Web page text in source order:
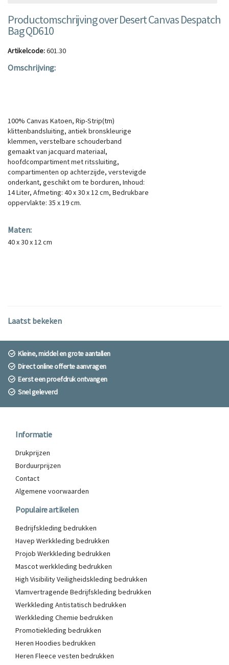
Productomschrijving over Desert Canvas Despatch
Bag QD610
Artikelcode:601.30
Omschrijving:
100% Canvas Katoen, Rip-Strip(tm)
klittenbandsluiting, antiek bronskleurige
klemmen, verstelbare schouderband
gemaakt van jacquard materiaal,
hoofdcompartiment met ritssluiting,
compartimenten op achterzijde, verstevigde
onderkant, geschikt om te borduren, Inhoud:
14 Liter, Afmeting: 40 x 30 x 12 cm, Bedrukbare
oppervlakte: 35 x 19 cm.
Maten:
40 x 30 x 12 cm
Laatst bekeken
Kleine, middel en grote aantallen
Direct online offerte aanvragen
Eerst een proefdruk ontvangen
Snel geleverd
Informatie
Drukprijzen
Borduurprijzen
Contact
Algemene voorwaarden
Populaire artikelen
Bedrijfskleding bedrukken
Havep Werkkleding bedrukken
Projob Werkkleding bedrukken
Mascot werkkleding bedrukken
High Visibility Veiligheidskleding bedrukken
Vlamvertragende Bedrijfskleding bedrukken
Werkkleding Antistatisch bedrukken
Werkkleding Chemie bedrukken
Promotiekleding bedrukken
Heren Hoodies bedrukken
Heren Fleece vesten bedrukken